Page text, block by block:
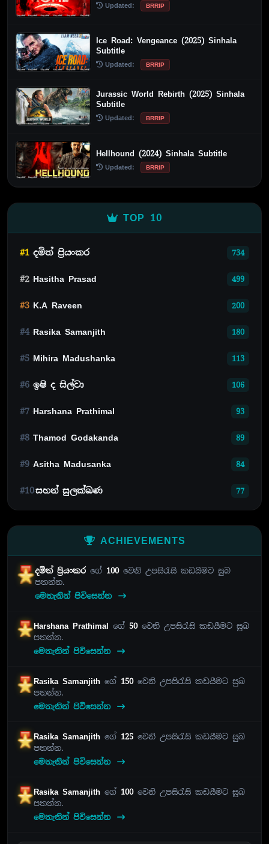
Updated: BRRIP
Ice Road: Vengeance (2025) Sinhala
Subtitle
Updated: BRRIP
Jurassic World Rebirth (2025) Sinhala
Subtitle
Updated: BRRIP
Hellhound (2024) Sinhala Subtitle
Updated: BRRIP
TOP 10
#1 දමිත් ප්‍රියංකර 734
#2 Hasitha Prasad 499
#3 K.A Raveen 200
#4 Rasika Samanjith 180
#5 Mihira Madushanka 113
#6 ඉෂි ද සිල්වා 106
#7 Harshana Prathimal 93
#8 Thamod Godakanda 89
#9 Asitha Madusanka 84
#10සහන් සුලක්ඛණ 77
ACHIEVEMENTS
දමිත් ප්‍රියංකරගේ 100වෙනි උපසිරැසි කඩයීමට සුබ
පතන්න.
මෙතැනින් පිවිසෙන්න
Harshana Prathimal ගේ 50වෙනි උපසිරැසි කඩයීමට සුබ
පතන්න.
මෙතැනින් පිවිසෙන්න
Rasika Samanjithගේ 150වෙනි උපසිරැසි කඩයීමට සුබ
පතන්න.
මෙතැනින් පිවිසෙන්න
Rasika Samanjithගේ 125 වෙනි උපසිරැසි කඩයීමට සුබ
පතන්න.
මෙතැනින් පිවිසෙන්න
Rasika Samanjithගේ 100වෙනි උපසිරැසි කඩයීමට සුබ
පතන්න.
මෙතැනින් පිවිසෙන්න